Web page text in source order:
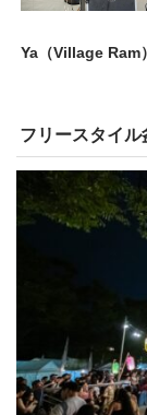
Ya（Village Ram）
フリースタイル